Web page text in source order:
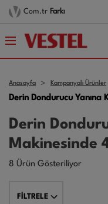
Com.tr Farkı
Anasayfa Kampanyalı Ürünler
Derin Dondurucu Yanına
Derin
Makinesinde
8 Ürün Gösteriliyor
FİLTRELE